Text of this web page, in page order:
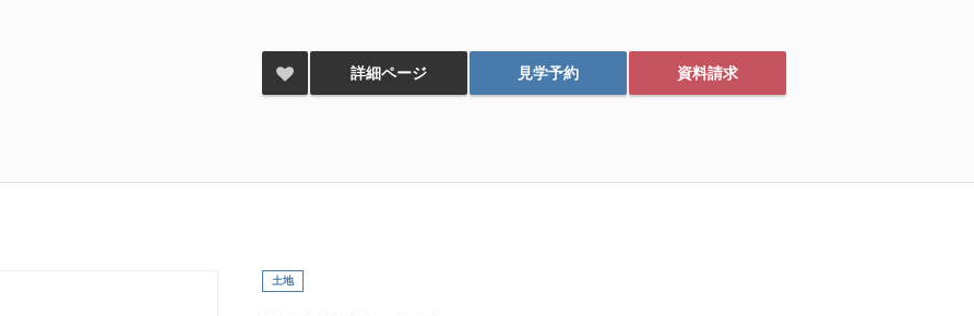
詳細ページ 見学予約 資料請求
土地